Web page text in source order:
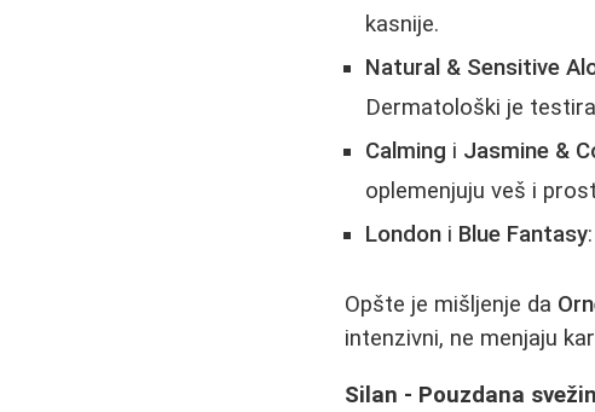
kasnije.
Natural & Sensitive
Dermatološki je
Calming i Jasmine &
oplemenjuju veš i
London i Blue Fantasy
Opšte je mišljenje da
intenzivni, ne menjaju
Silan - Pouzdana